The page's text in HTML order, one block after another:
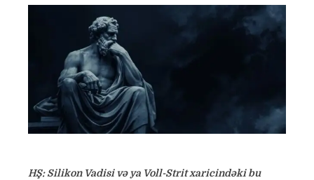
HŞ: Silikon Vadisi və ya Voll-Strit xaricindəki bu